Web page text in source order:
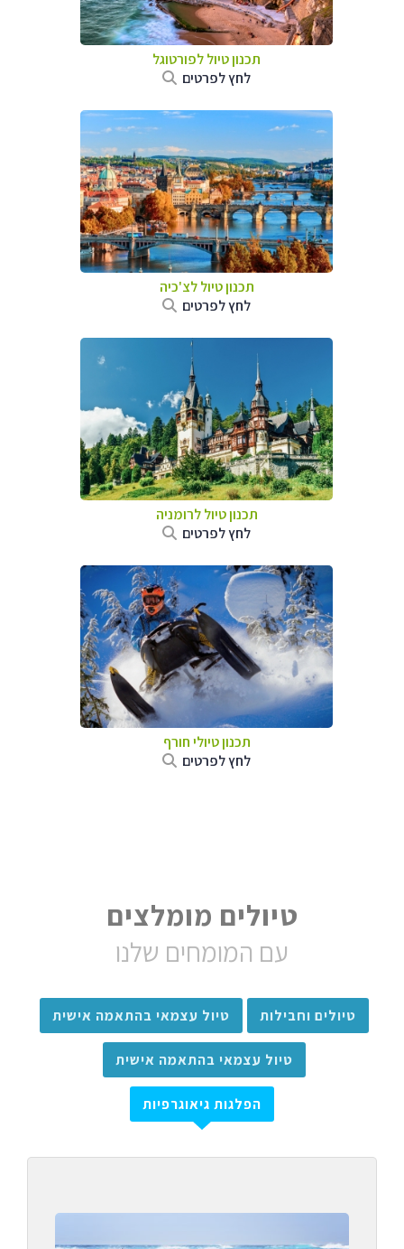
תכנון טיול לפורטוגל
לחץ לפרטים
תכנון טיול לצ'כיה
לחץ לפרטים
תכנון טיול לרומניה
לחץ לפרטים
תכנון טיולי חורף
לחץ לפרטים
טיולים מומלצים
עם המומחים שלנו
טיולים וחבילות טיול עצמאי בהתאמה אישית
טיול עצמאי בהתאמה אישית
הפלגות גיאוגרפיות